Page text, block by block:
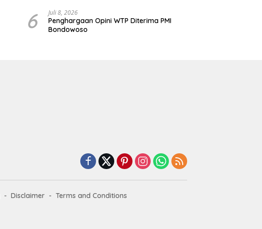
6 Juli 8, 2026
Penghargaan Opini WTP Diterima PMI
Bondowoso
Disclaimer
Terms and Conditions